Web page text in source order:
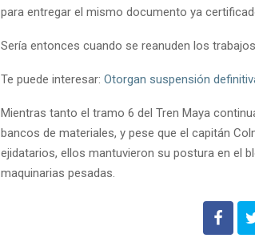
para entregar el mismo documento ya
Sería entonces cuando se reanuden los trabajos
Te puede interesar: Otorgan suspensión
Mientras tanto el tramo 6 del Tren Maya
bancos de materiales, y pese que el capitán
ejidatarios, ellos mantuvieron su postura en el
maquinarias pesadas.